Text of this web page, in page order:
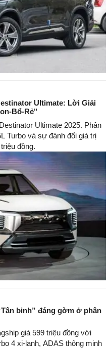
Ultimate: Lời Giải
Bổ-Rẻ"
Ultimate 2025. Phân
Turbo và sự đánh đổi giá trị
đồng.
binh” đáng gờm ở phân
giá 599 triệu đồng với
4 xi-lanh, ADAS thông minh